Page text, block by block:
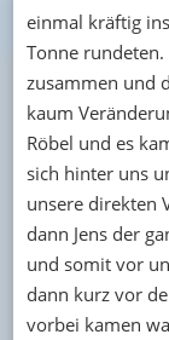
einmal kräftig
Tonne
zusammen und
kaum
Röbel und es
sich hinter uns
unsere direkten
dann Jens der
und somit vor
dann kurz vor
vorbei kamen